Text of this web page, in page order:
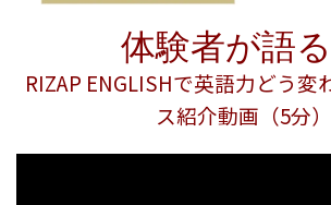
体験者が語る
RIZAP ENGLISHで英語力どう変
ス紹介動画（5分）